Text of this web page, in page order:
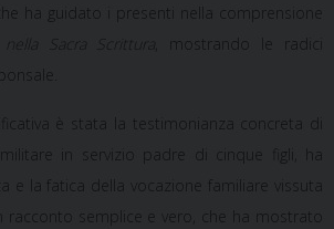
ha guidato i presenti nella comprensione
Sacra Scrittura
, mostrando le radici
è stata la testimonianza concreta di
in servizio padre di cinque figli
, ha
e la fatica della vocazione familiare vissuta
semplice e vero, che ha mostrato